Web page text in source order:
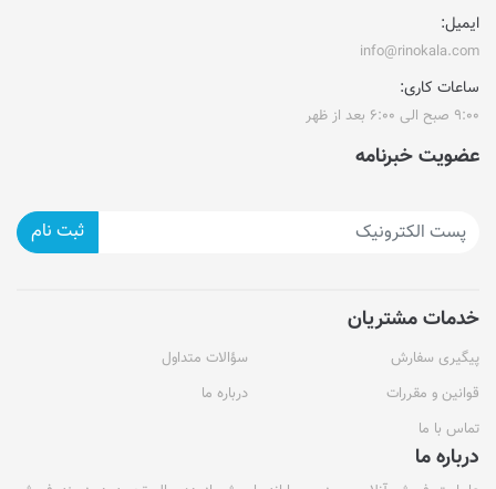
ایمیل:
info@rinokala.com
ساعات کاری:
۹:۰۰ صبح الی ۶:۰۰ بعد از ظهر
عضویت خبرنامه
ثبت نام
خدمات مشتریان
پیگیری سفارش
سؤالات متداول
قوانین و مقررات
درباره ما
تماس با ما
درباره ما